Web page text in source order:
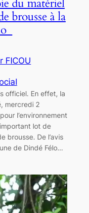
du matériel
brousse à la
FICOU
officiel. En effet, la
mercredi 2
l’environnement
lot de
brousse. De l’avis
de Dindé Félo…